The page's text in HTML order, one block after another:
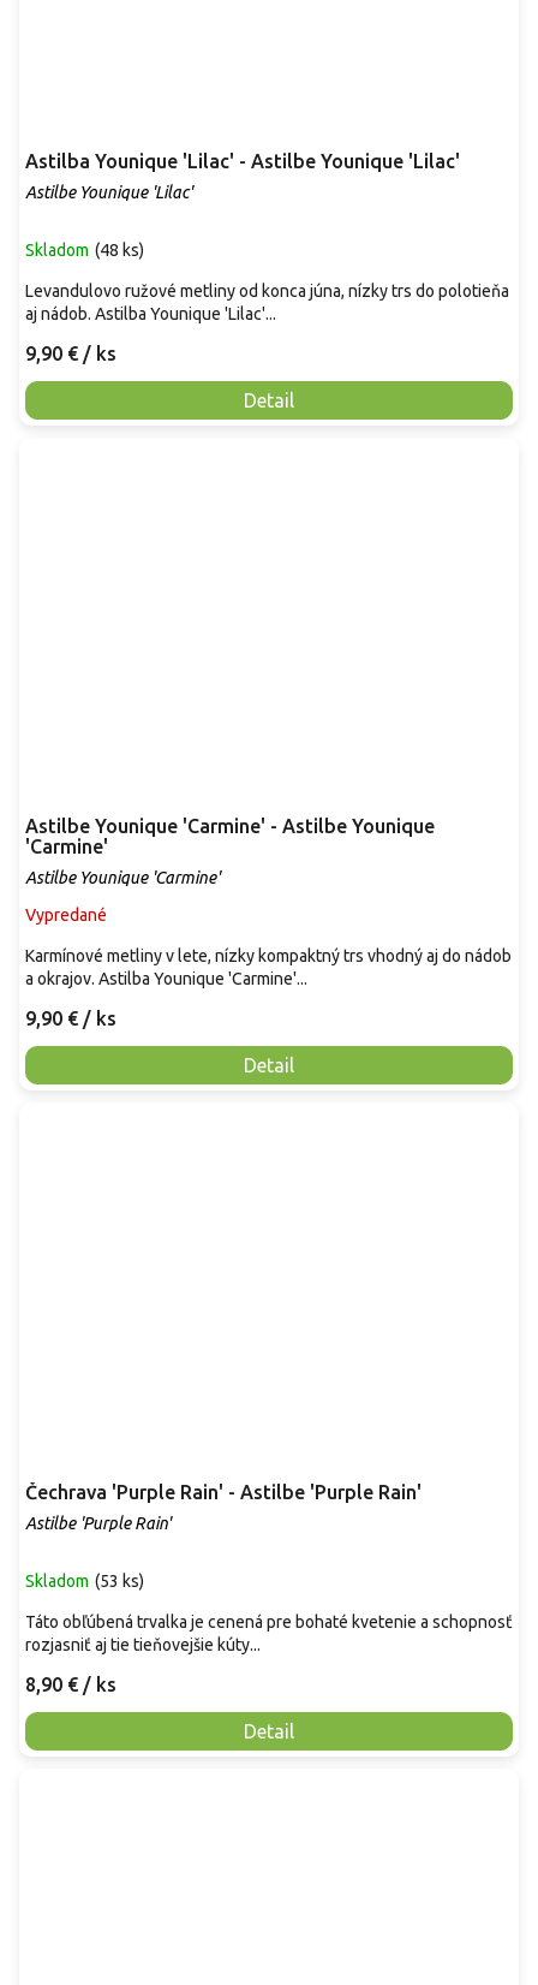
Astilba Younique 'Lilac' - Astilbe Younique 'Lilac'
Astilbe Younique 'Lilac'
Skladom (48 ks)
9,90 € / ks
Detail
Levandulovo ružové metliny od konca júna, nízky trs do polotieňa
aj nádob. Astilba Younique 'Lilac'...
Astilbe Younique 'Carmine' - Astilbe Younique
'Carmine'
Astilbe Younique 'Carmine'
Vypredané
9,90 € / ks
Detail
Karmínové metliny v lete, nízky kompaktný trs vhodný aj do nádob
a okrajov. Astilba Younique 'Carmine'...
Čechrava 'Purple Rain' - Astilbe 'Purple Rain'
Astilbe 'Purple Rain'
Skladom (53 ks)
8,90 € / ks
Detail
Táto obľúbená trvalka je cenená pre bohaté kvetenie a schopnosť
rozjasniť aj tie tieňovejšie kúty...